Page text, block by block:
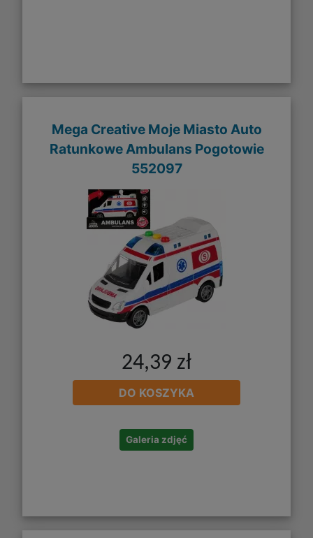
Mega Creative Moje Miasto Auto
Ratunkowe Ambulans Pogotowie
552097
24,39 zł
DO KOSZYKA
Galeria zdjęć